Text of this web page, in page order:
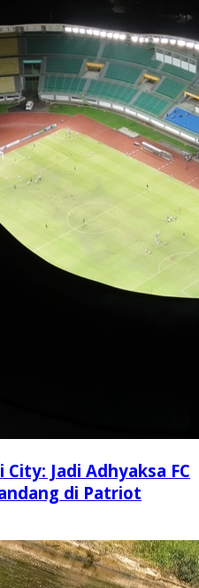
Jadi Adhyaksa FC
di Patriot